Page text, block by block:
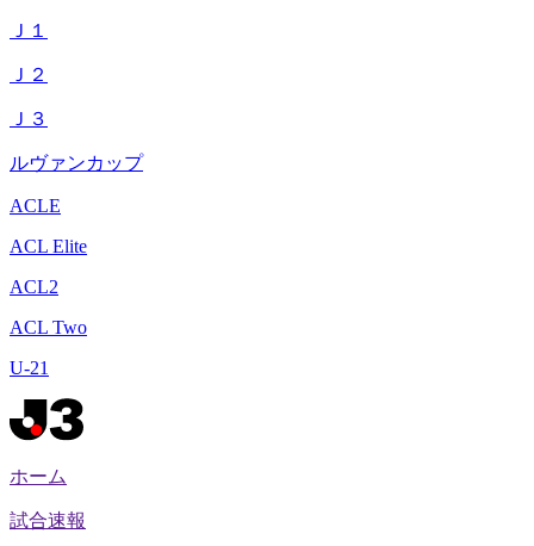
Ｊ１
Ｊ２
Ｊ３
ルヴァンカップ
ACLE
ACL Elite
ACL2
ACL Two
U-21
ホーム
試合速報